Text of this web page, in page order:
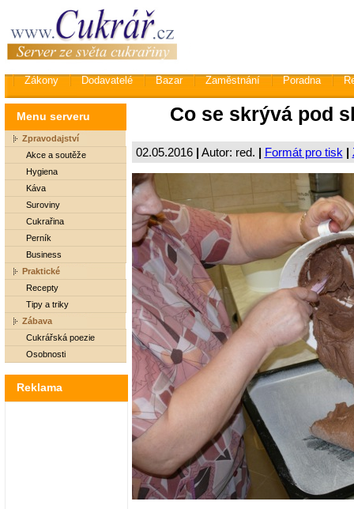
Zákony Dodavatelé Bazar Zaměstnání Poradna
Menu serveru
Zpravodajství
Akce a soutěže
Hygiena
Káva
Suroviny
Cukrařina
Perník
Business
Praktické
Recepty
Tipy a triky
Zábava
Cukrářská poezie
Osobnosti
Reklama
Co se skrývá pod
02.05.2016 | Autor: red. | Formát pro tisk |